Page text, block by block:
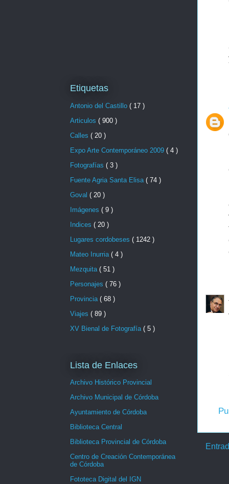
Etiquetas
Antonio del Castillo ( 17 )
Articulos ( 900 )
Calles ( 20 )
Expo Arte Contemporáneo 2009 ( 4 )
Fotografías ( 3 )
Fuente Agria Santa Elisa ( 74 )
Goval ( 20 )
Imágenes ( 9 )
Indices ( 20 )
Lugares cordobeses ( 1242 )
Mateo Inurria ( 4 )
Mezquita ( 51 )
Personajes ( 76 )
Provincia ( 68 )
Viajes ( 89 )
XV Bienal de Fotografía ( 5 )
Lista de Enlaces
Archivo Histórico Provincial
Archivo Municipal de Córdoba
Ayuntamiento de Córdoba
Biblioteca Central
Biblioteca Provincial de Córdoba
Centro de Creación Contemporánea
de Córdoba
Fototeca Digital del IGN